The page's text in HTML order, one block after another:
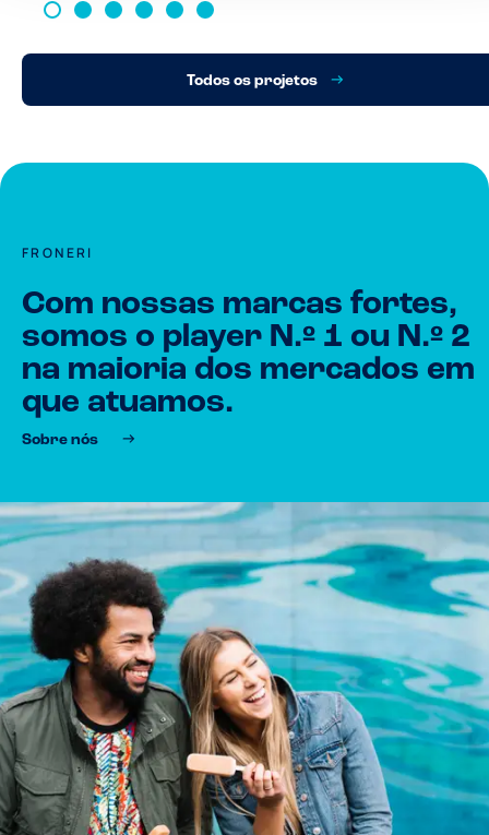
Todos os projetos
FRONERI
Com nossas marcas fortes,
somos o player N.º 1 ou N.º 2
na maioria dos mercados em
que atuamos.
Sobre nós